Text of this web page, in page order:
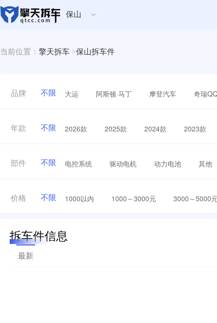
保山
当前位置： 擎天拆车 >保山拆车件
品牌 不限 大运 阿斯顿·马丁 摩登汽车 奇瑞
年款 不限 2026款 2025款 2024款 2023款
部件 不限 电控系统 驱动电机 动力电池 其他
价格 不限 1000以内 1000～3000元 3000～5000
拆车件信息
最新